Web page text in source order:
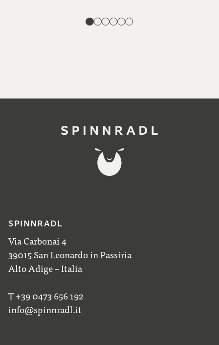
SPINNRADL
Via Carbonai 4
39015 San Leonardo in Passiria
Alto Adige – Italia
T +39 0473 656 192
info@spinnradl.it